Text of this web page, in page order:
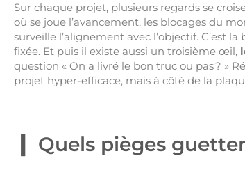
Sur chaque projet, plusieurs regards se
où se joue l’avancement, les blocages du
surveille l’alignement avec l’objectif. C’est
fixée. Et puis il existe aussi un troisième œil,
question « On a livré le bon truc ou pas ? »
projet hyper-efficace, mais à côté de la
Quels pièges